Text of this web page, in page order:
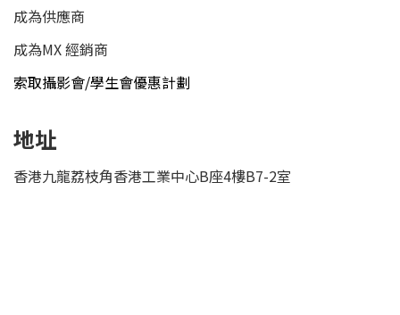
成為供應商
成為MX 經銷商
索取攝影會/學生會優惠計劃
地址
香港九龍荔枝角香港工業中心B座4樓B7-2室